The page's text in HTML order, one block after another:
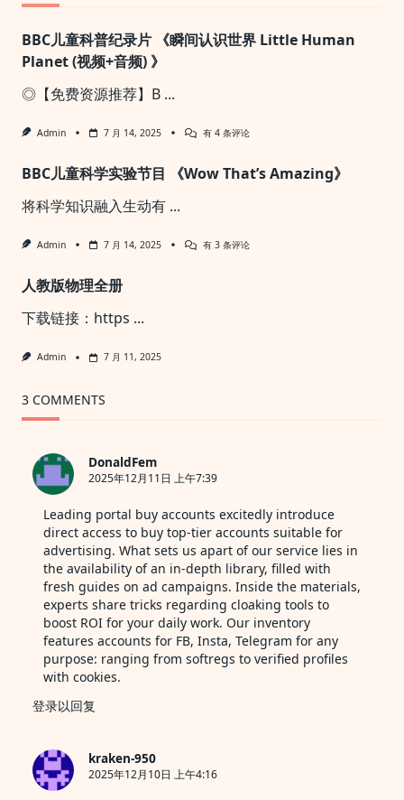
BBC儿童科普纪录片 《瞬间认识世界 Little Human
Planet (视频+音频) 》
◎【免费资源推荐】B ...
Admin 7 月 14, 2025
BBC
科
《瞬
间
有 4 条评论
BBC儿童科学实验节目 《Wow That’s Amazing》
将科学知识融入生动有 ...
Admin 7 月 14, 2025
BBC
有 3 条评论
人教版物理全册
下载链接：https ...
Admin 7 月 11, 2025
3 COMMENTS
DonaldFem
2025年12月11日 上午7:39
Leading portal buy accounts excitedly introduce
direct access to buy top-tier accounts suitable for
advertising. What sets us apart of our service lies in
the availability of an in-depth library, filled with
fresh guides on ad campaigns. Inside the materials,
experts share tricks regarding cloaking tools to
boost ROI for your daily work. Our inventory
features accounts for FB, Insta, Telegram for any
purpose: ranging from softregs to verified profiles
with cookies.
登录以回复
kraken-950
2025年12月10日 上午4:16